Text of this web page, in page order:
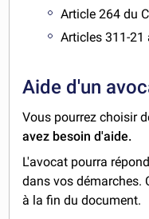
Article 264 du
Articles 311-21
Aide d'un
Vous pourrez choisir
avez besoin d'aide.
L'avocat pourra
dans vos démarches.
à la fin du document.